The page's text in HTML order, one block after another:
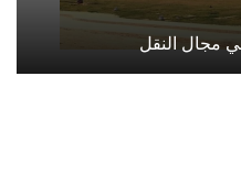
مجال النقل